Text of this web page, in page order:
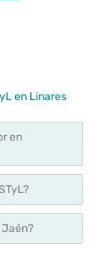
en Linares
en
Jaén?